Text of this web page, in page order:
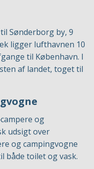
Sønderborg by, 9
ligger lufthavnen 10
til København. I
af landet, toget til
og
udsigt over
og campingvogne
både toilet og vask.